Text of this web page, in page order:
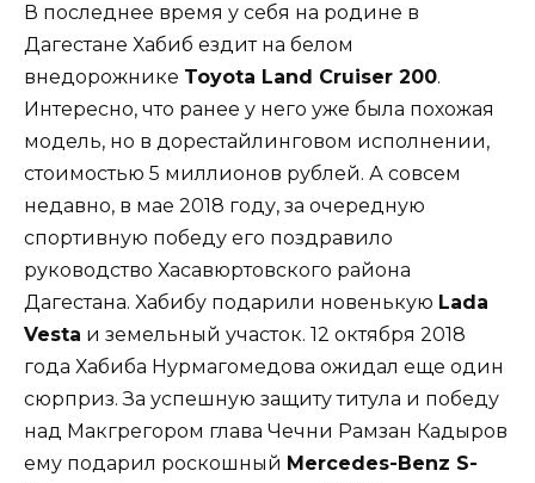
В последнее время у себя на родине в
Дагестане Хабиб ездит на белом
внедорожнике Toyota Land Cruiser 200.
Интересно, что ранее у него уже была похожая
модель, но в дорестайлинговом исполнении,
стоимостью 5 миллионов рублей. А совсем
недавно, в мае 2018 году, за очередную
спортивную победу его поздравило
руководство Хасавюртовского района
Дагестана. Хабибу подарили новенькую Lada
Vesta и земельный участок. 12 октября 2018
года Хабиба Нурмагомедова ожидал еще один
сюрприз. За успешную защиту титула и победу
над Макгрегором глава Чечни Рамзан Кадыров
ему подарил роскошный Mercedes-Benz S-